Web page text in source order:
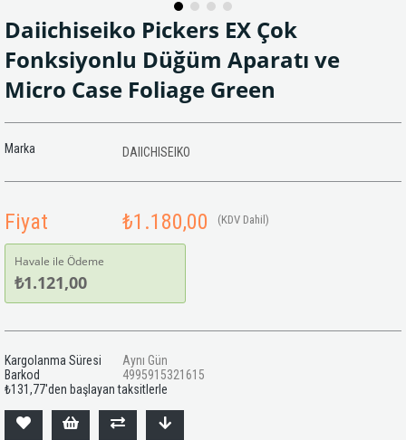
Daiichiseiko Pickers EX Çok
Fonksiyonlu Düğüm Aparatı ve
Micro Case Foliage Green
Marka DAIICHISEIKO
Fiyat ₺1.180,00 (KDV Dahil)
Havale ile Ödeme
₺1.121,00
Kargolanma Süresi
Aynı Gün
Barkod
4995915321615
₺131,77'den başlayan taksitlerle